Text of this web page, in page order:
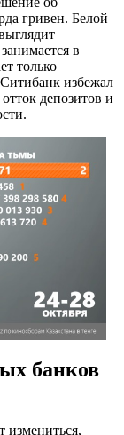
гривен. Белой
в
только
избежал
депозитов и
банков
измениться,